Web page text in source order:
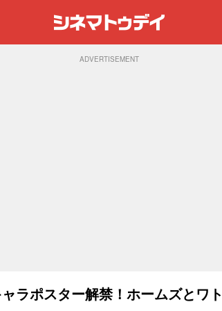
ADVERTISEMENT
ラポスター解禁！ホームズとワト